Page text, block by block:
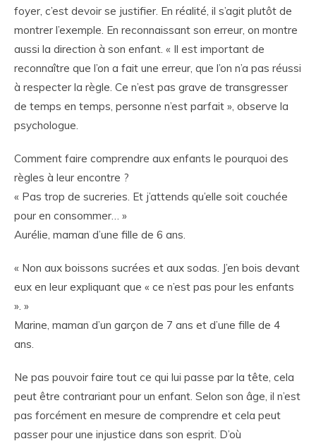
foyer, c’est devoir se justifier. En réalité, il s’agit plutôt de
montrer l’exemple. En reconnaissant son erreur, on montre
aussi la direction à son enfant. « Il est important de
reconnaître que l’on a fait une erreur, que l’on n’a pas réussi
à respecter la règle. Ce n’est pas grave de transgresser
de temps en temps, personne n’est parfait », observe la
psychologue.
Comment faire comprendre aux enfants le pourquoi des
règles à leur encontre ?
« Pas trop de sucreries. Et j’attends qu’elle soit couchée
pour en consommer… »
Aurélie, maman d’une fille de 6 ans.
« Non aux boissons sucrées et aux sodas. J’en bois devant
eux en leur expliquant que « ce n’est pas pour les enfants
». »
Marine, maman d’un garçon de 7 ans et d’une fille de 4
ans.
Ne pas pouvoir faire tout ce qui lui passe par la tête, cela
peut être contrariant pour un enfant. Selon son âge, il n’est
pas forcément en mesure de comprendre et cela peut
passer pour une injustice dans son esprit. D’où